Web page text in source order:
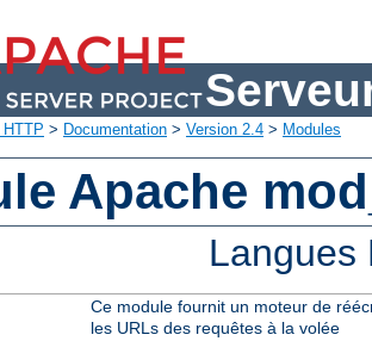
> Documentation > Version 2.4 > Modules
Apache
Ce module fournit un moteur de
les URLs des requêtes à la volée